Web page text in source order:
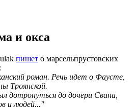
и окса
пишет о марсельпрустовских
роман. Речь идет о Фаусте,
Троянской.
дотронуться до дочери Свана,
и людей..."